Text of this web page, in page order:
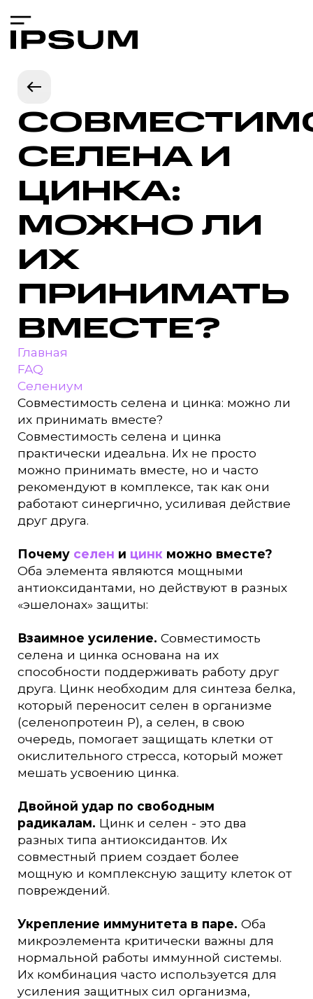
СЕЛЕНА И
ЦИНКА:
МОЖНО ЛИ
ИХ
ПРИНИМАТЬ
ВМЕСТЕ?
Главная
FAQ
Селениум
Совместимость селена и цинка: можно ли
их принимать вместе?
Совместимость селена и цинка
практически идеальна. Их не просто
можно принимать вместе, но и часто
рекомендуют в комплексе, так как они
работают синергично, усиливая действие
друг друга.
Почему селен и цинк можно вместе?
Оба элемента являются мощными
антиоксидантами, но действуют в разных
«эшелонах» защиты:
Взаимное усиление. Совместимость
селена и цинка основана на их
способности поддерживать работу друг
друга. Цинк необходим для синтеза белка,
который переносит селен в организме
(селенопротеин P), а селен, в свою
очередь, помогает защищать клетки от
окислительного стресса, который может
мешать усвоению цинка.
Двойной удар по свободным
радикалам. Цинк и селен - это два
разных типа антиоксидантов. Их
совместный прием создает более
мощную и комплексную защиту клеток от
повреждений.
Укрепление иммунитета в паре. Оба
микроэлемента критически важны для
нормальной работы иммунной системы.
Их комбинация часто используется для
усиления защитных сил организма,